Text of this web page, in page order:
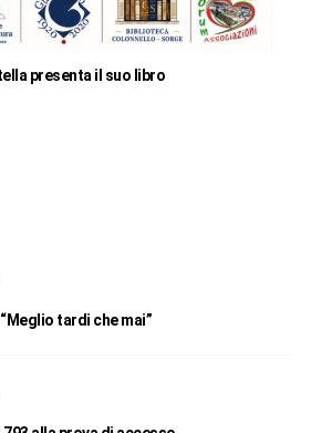
presenta il suo libro
tardi che mai”